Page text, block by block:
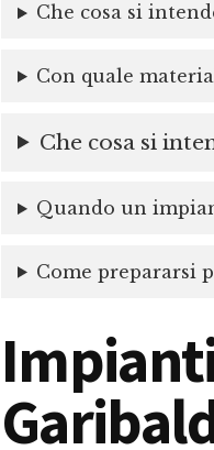
Che cosa si
Con quale
Che cosa si
Quando un
Come prepararsi